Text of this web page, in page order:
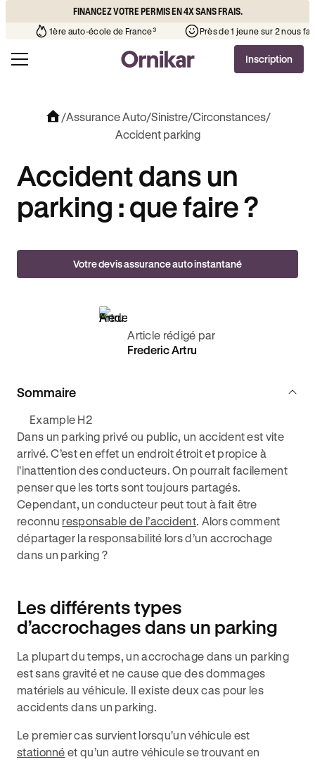
FINANCEZ VOTRE PERMIS EN 4X SANS FRAIS.
école de votre quartier¹ 1ère auto-école de France³
Inscription
/Assurance Auto/Sinistre/Circonstances/
Accident parking
Accident dans un
parking : que faire ?
Votre devis assurance auto instantané
Article rédigé par
Frederic Artru
Sommaire
Example H2
Dans un parking privé ou public, un accident est vite
arrivé. C’est en effet un endroit étroit et propice à
l'inattention des conducteurs. On pourrait facilement
penser que les torts sont toujours partagés.
Cependant, un conducteur peut tout à fait être
reconnu responsable de l’accident. Alors comment
départager la responsabilité lors d’un accrochage
dans un parking ?
Les différents types
d’accrochages dans un parking
La plupart du temps, un accrochage dans un parking
est sans gravité et ne cause que des dommages
matériels au véhicule. Il existe deux cas pour les
accidents dans un parking.
Le premier cas survient lorsqu'un véhicule est
stationné et qu’un autre véhicule se trouvant en